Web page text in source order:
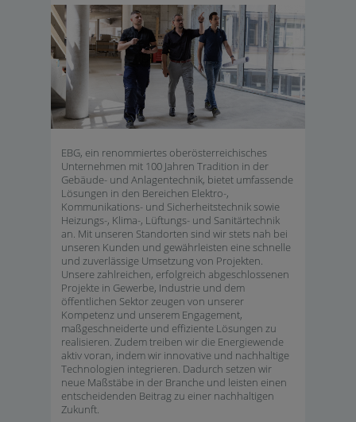
EBG, ein renommiertes oberösterreichisches
Unternehmen mit 100 Jahren Tradition in der
Gebäude- und Anlagentechnik, bietet umfassende
Lösungen in den Bereichen Elektro-,
Kommunikations- und Sicherheitstechnik sowie
Heizungs-, Klima-, Lüftungs- und Sanitärtechnik
an. Mit unseren Standorten sind wir stets nah bei
unseren Kunden und gewährleisten eine schnelle
und zuverlässige Umsetzung von Projekten.
Unsere zahlreichen, erfolgreich abgeschlossenen
Projekte in Gewerbe, Industrie und dem
öffentlichen Sektor zeugen von unserer
Kompetenz und unserem Engagement,
maßgeschneiderte und effiziente Lösungen zu
realisieren. Zudem treiben wir die Energiewende
aktiv voran, indem wir innovative und nachhaltige
Technologien integrieren. Dadurch setzen wir
neue Maßstäbe in der Branche und leisten einen
entscheidenden Beitrag zu einer nachhaltigen
Zukunft.